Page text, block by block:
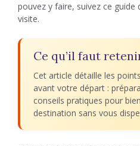
pouvez y faire, suivez ce
visite.
Ce qu’il faut
Cet article détaille les
avant votre départ :
conseils pratiques pour
destination sans vous